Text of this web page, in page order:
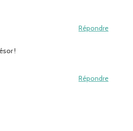
Répondre
!
Répondre